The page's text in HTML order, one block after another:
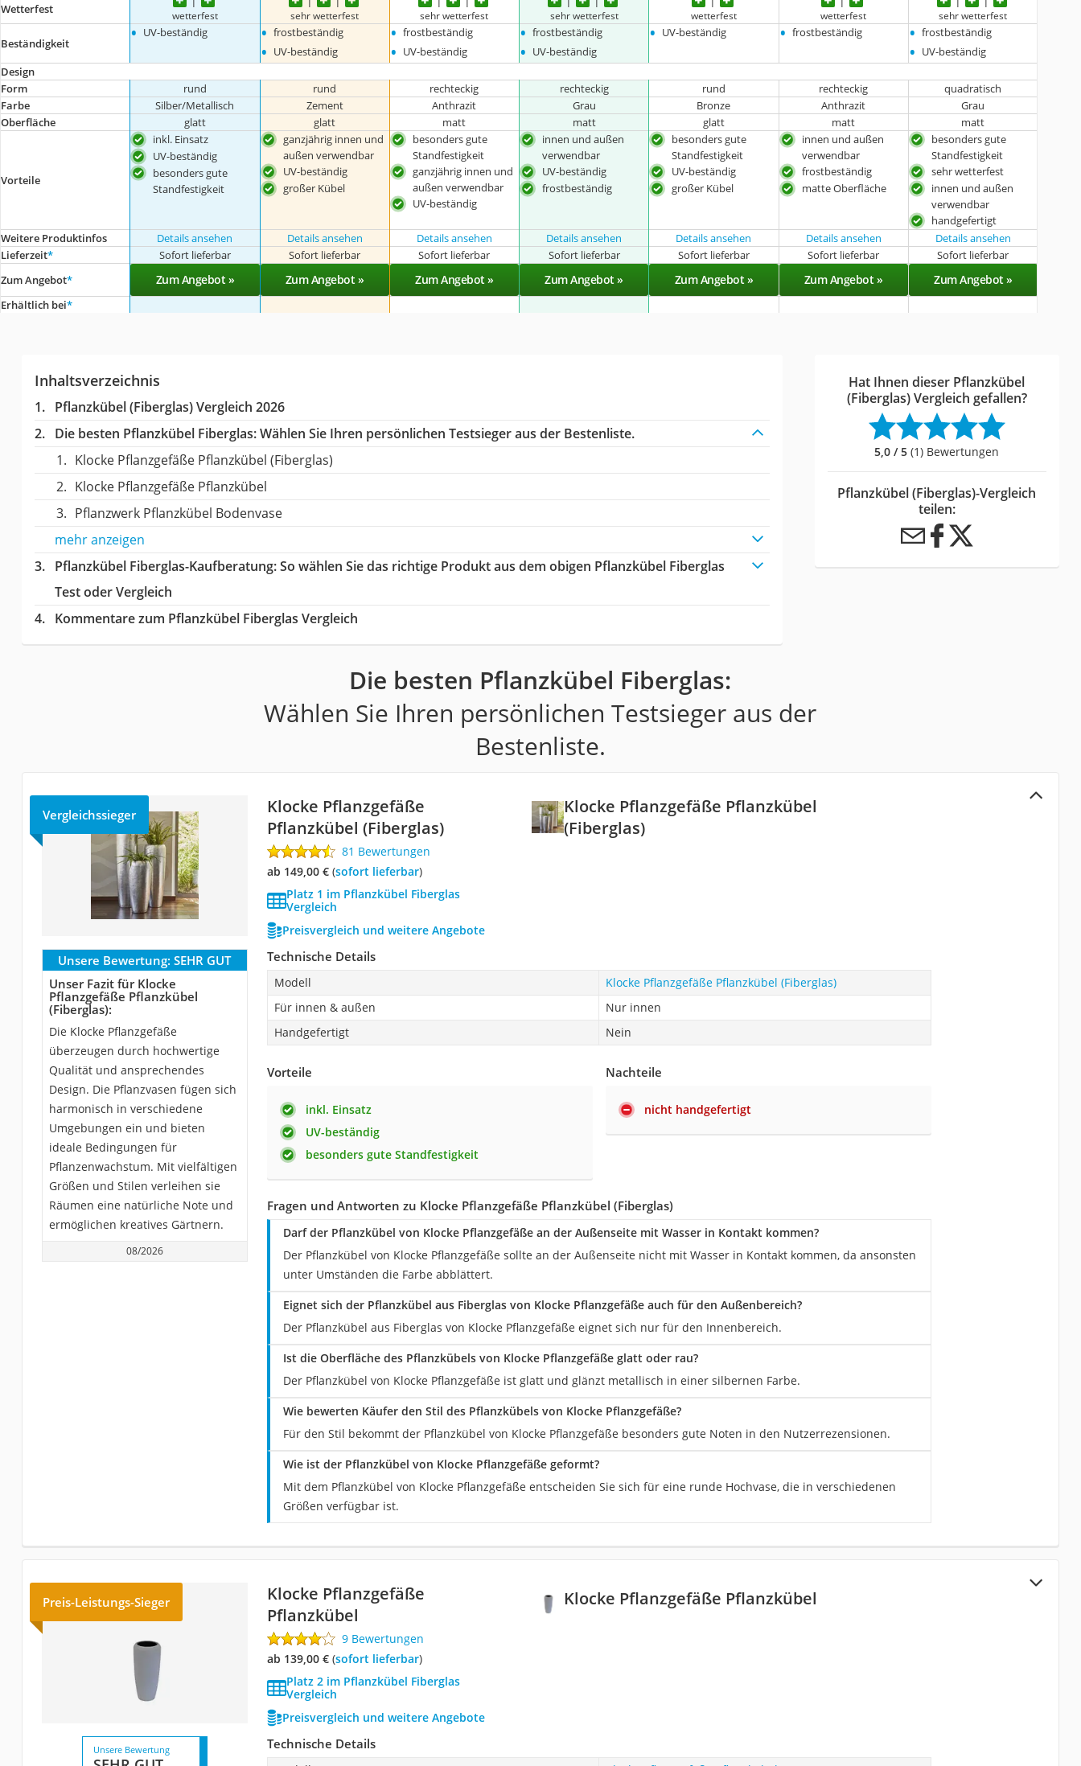
Wetterfest
wetterfest sehr wetterfest sehr wetterfest sehr wetterfest wetterfest wetterfest sehr wetterfest
Beständigkeit • UV-beständig • frostbeständig
• UV-beständig
• frostbeständig
• UV-beständig
• frostbeständig
• UV-beständig
• UV-beständig • frostbeständig • frostbeständig
• UV-beständig
Design
Form
rund rund rechteckig rechteckig rund rechteckig
quadratisch
Farbe
Silber/Metallisch Zement Anthrazit Grau Bronze Anthrazit
Grau
Oberfläche
glatt glatt matt matt glatt matt matt
Vorteile
inkl. Einsatz
UV-beständig
besonders gute
Standfestigkeit
ganzjährig innen und
außen verwendbar
UV-beständig
großer Kübel
besonders gute
Standfestigkeit
ganzjährig innen und
außen verwendbar
UV-beständig
innen und außen
verwendbar
UV-beständig
frostbeständig
besonders gute
Standfestigkeit
UV-beständig
großer Kübel
innen und außen
verwendbar
frostbeständig
matte Oberfläche
besonders gute
Standfestigkeit
sehr wetterfest
innen und außen
verwendbar
handgefertigt
Weitere Produktinfos
Details ansehen Details ansehen Details ansehen Details ansehen Details ansehen Details ansehen
Details ansehen
Lieferzeit* Sofort lieferbar Sofort lieferbar Sofort lieferbar Sofort lieferbar Sofort lieferbar Sofort lieferbar
Sofort lieferbar
Zum Angebot* Zum Angebot » Zum Angebot » Zum Angebot » Zum Angebot » Zum Angebot » Zum Angebot » Zum Angebot »
Erhältlich bei*
Inhaltsverzeichnis
Pflanzkübel (Fiberglas) Vergleich 2026
Die besten Pflanzkübel Fiberglas:Wählen Sie Ihren persönlichen Testsieger aus der Bestenliste.
Klocke Pflanzgefäße Pflanzkübel (Fiberglas)
Klocke Pflanzgefäße Pflanzkübel
Pflanzwerk Pflanzkübel Bodenvase
mehr anzeigen
Pflanzkübel Fiberglas-Kaufberatung: So wählen Sie das richtige Produkt aus dem obigen Pflanzkübel Fiberglas
Test oder Vergleich
Kommentare zum Pflanzkübel Fiberglas Vergleich
Hat Ihnen dieser Pflanzkübel
(Fiberglas) Vergleich gefallen?
5,0 / 5 (1) Bewertungen
Pflanzkübel (Fiberglas)-Vergleich
teilen:
Die besten Pflanzkübel Fiberglas:
Wählen Sie Ihren persönlichen Testsieger aus der
Bestenliste.
Klocke Pflanzgefäße Pflanzkübel
(Fiberglas)
Vergleichssieger
Klocke Pflanzgefäße
Pflanzkübel (Fiberglas)
81 Bewertungen
ab 149,00 €( Sofort lieferbar)
Platz 1 im Pflanzkübel Fiberglas
Vergleich
Preisvergleich und weitere Angebote
Unsere Bewertung: SEHR GUT
Unser Fazit für Klocke
Pflanzgefäße Pflanzkübel
(Fiberglas):
Die Klocke Pflanzgefäße
überzeugen durch hochwertige
Qualität und ansprechendes
Design. Die Pflanzvasen fügen sich
harmonisch in verschiedene
Umgebungen ein und bieten
ideale Bedingungen für
Pflanzenwachstum. Mit vielfältigen
Größen und Stilen verleihen sie
Räumen eine natürliche Note und
ermöglichen kreatives Gärtnern.
08/2026
Technische Details
Modell
Klocke Pflanzgefäße Pflanzkübel (Fiberglas)
Für innen & außen
Nur innen
Handgefertigt
Nein
Vorteile
inkl. Einsatz
UV-beständig
besonders gute Standfestigkeit
Nachteile
nicht handgefertigt
Fragen und Antworten zu Klocke Pflanzgefäße Pflanzkübel (Fiberglas)
Darf der Pflanzkübel von Klocke Pflanzgefäße an der Außenseite mit Wasser in Kontakt kommen?
Der Pflanzkübel von Klocke Pflanzgefäße sollte an der Außenseite nicht mit Wasser in Kontakt kommen, da ansonsten
unter Umständen die Farbe abblättert.
Eignet sich der Pflanzkübel aus Fiberglas von Klocke Pflanzgefäße auch für den Außenbereich?
Der Pflanzkübel aus Fiberglas von Klocke Pflanzgefäße eignet sich nur für den Innenbereich.
Ist die Oberfläche des Pflanzkübels von Klocke Pflanzgefäße glatt oder rau?
Der Pflanzkübel von Klocke Pflanzgefäße ist glatt und glänzt metallisch in einer silbernen Farbe.
Wie bewerten Käufer den Stil des Pflanzkübels von Klocke Pflanzgefäße?
Für den Stil bekommt der Pflanzkübel von Klocke Pflanzgefäße besonders gute Noten in den Nutzerrezensionen.
Wie ist der Pflanzkübel von Klocke Pflanzgefäße geformt?
Mit dem Pflanzkübel von Klocke Pflanzgefäße entscheiden Sie sich für eine runde Hochvase, die in verschiedenen
Größen verfügbar ist.
Klocke Pflanzgefäße Pflanzkübel
Preis-Leistungs-Sieger
Klocke Pflanzgefäße
Pflanzkübel
9 Bewertungen
ab 139,00 €( Sofort lieferbar)
Platz 2 im Pflanzkübel Fiberglas
Vergleich
Preisvergleich und weitere Angebote
Unsere Bewertung Technische Details